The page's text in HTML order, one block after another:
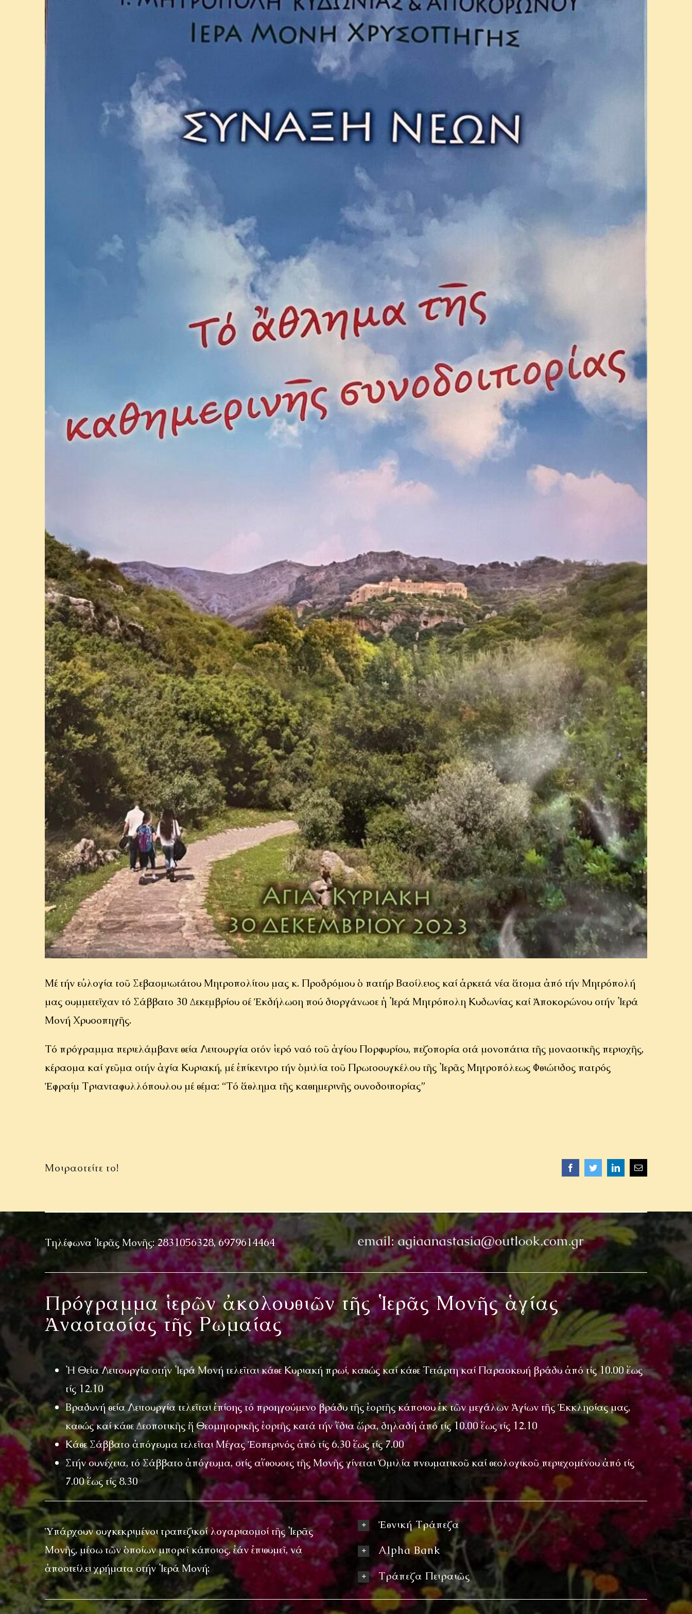
Μέ τήν εὐλογία τοῦ Σεβασμιωτάτου Μητροπολίτου μας κ. Προδρόμου ὁ πατήρ Βασίλειος καί ἀρκετά νέα ἄτομα ἀπό τήν Μητρόπολή
μας συμμετεῖχαν τό Σάββατο 30 Δεκεμβρίου σέ Ἐκδήλωση πού διοργάνωσε ἡ Ἱερά Μητρόπολη Κυδωνίας καί Ἀποκορώνου στήν Ἱερά
Μονή Χρυσοπηγῆς.
Τό πρόγραμμα περιελάμβανε θεία Λειτουργία στόν ἱερό ναό τοῦ ἁγίου Πορφυρίου, πεζοπορία στά μονοπάτια τῆς μοναστικῆς περιοχῆς,
κέρασμα καί γεῦμα στήν ἁγία Κυριακή, μέ ἐπίκεντρο τήν ὁμιλία τοῦ Πρωτοσυγκέλου τῆς Ἱερᾶς Μητροπόλεως Φθιώτιδος πατρός
Ἐφραίμ Τριανταφυλλόπουλου μέ θέμα: “Τό ἄθλημα τῆς καθημερινῆς συνοδοιπορίας”
Μοιραστείτε το! FacebookTwitterLinkedInEmail
Τηλέφωνα Ἱερᾶς Μονῆς: 2831056328, 6979614464
Πρόγραμμα ἱερῶν ἀκολουθιῶν τῆς Ἱερᾶς Μονῆς ἁγίας
Ἀναστασίας τῆς Ρωμαίας
Ἡ Θεία Λειτουργία στήν Ἱερά Μονή τελεῖται κάθε Κυριακή πρωί, καθώς καί κάθε Τετάρτη καί Παρασκευή βράδυ ἀπό τίς 10.00 ἕως
τίς 12.10
Βραδυνή θεία Λειτουργία τελεῖται ἐπίσης τό προηγούμενο βράδυ τῆς ἑορτῆς κάποιου ἐκ τῶν μεγάλων Ἁγίων τῆς Ἐκκλησίας μας,
καθώς καί κάθε Δεσποτικῆς ἤ Θεομητορικῆς ἑορτῆς κατά τήν ἴδια ὥρα, δηλαδή ἀπό τίς 10.00 ἕως τίς 12.10
Κάθε Σάββατο ἀπόγευμα τελεῖται Μέγας Ἐσπερινός ἀπό τίς 6.30 ἕως τίς 7.00
Στήν συνέχεια, τό Σάββατο ἀπόγευμα, στίς αἴθουσες τῆς Μονῆς γίνεται Ὁμιλία πνευματικοῦ καί θεολογικοῦ περιεχομένου ἀπό τίς
7.00 ἕως τίς 8.30
Ὑπάρχουν συγκεκριμένοι τραπεζικοί λογαριασμοί τῆς Ἱερᾶς
Μονῆς, μέσω τῶν ὁποίων μπορεῖ κάποιος, ἐάν ἐπιθυμεῖ, νά
ἀποστείλει χρήματα στήν Ἱερά Μονή:
Ἐθνική Τράπεζα
Alpha Bank
Τράπεζα Πειραιῶς